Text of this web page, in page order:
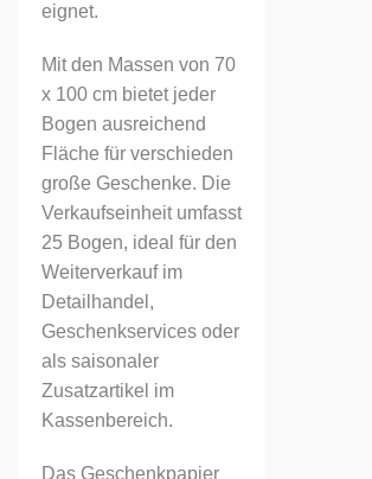
eignet.
Mit den Massen von 70
x 100 cm bietet jeder
Bogen ausreichend
Fläche für verschieden
große Geschenke. Die
Verkaufseinheit umfasst
25 Bogen, ideal für den
Weiterverkauf im
Detailhandel,
Geschenkservices oder
als saisonaler
Zusatzartikel im
Kassenbereich.
Das Geschenkpapier